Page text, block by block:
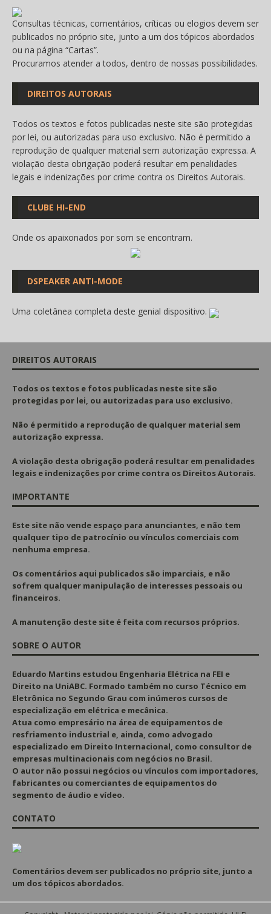
Consultas técnicas, comentários, críticas ou elogios devem ser
publicados no próprio site, junto a um dos tópicos abordados
ou na página “Cartas”.
Procuramos atender a todos, dentro de nossas possibilidades.
DIREITOS AUTORAIS
Todos os textos e fotos publicadas neste site são protegidas
por lei, ou autorizadas para uso exclusivo. Não é permitido a
reprodução de qualquer material sem autorização expressa. A
violação desta obrigação poderá resultar em penalidades
legais e indenizações por crime contra os Direitos Autorais.
CLUBE HI-END
Onde os apaixonados por som se encontram.
DSPEAKER ANTI-MODE
Uma coletânea completa deste genial dispositivo.
DIREITOS AUTORAIS
Todos os textos e fotos publicadas neste site são
protegidas por lei, ou autorizadas para uso exclusivo.
Não é permitido a reprodução de qualquer material sem
autorização expressa.
A violação desta obrigação poderá resultar em penalidades
legais e indenizações por crime contra os Direitos Autorais.
IMPORTANTE
Este site não vende espaço para anunciantes, e não tem
qualquer tipo de patrocínio ou vínculos comerciais com
nenhuma empresa.
Os comentários aqui publicados são imparciais, e não
sofrem qualquer manipulação de interesses pessoais ou
financeiros.
A manutenção deste site é feita com recursos próprios.
SOBRE O AUTOR
Eduardo Martins estudou Engenharia Elétrica na FEI e
Direito na UniABC. Formado também no curso Técnico em
Eletrônica no Segundo Grau com inúmeros cursos de
especialização em elétrica e mecânica.
Atua como empresário na área de equipamentos de
resfriamento industrial e, ainda, como advogado
especializado em Direito Internacional, como consultor de
empresas multinacionais com negócios no Brasil.
O autor não possui negócios ou vínculos com importadores,
fabricantes ou comerciantes de equipamentos do
segmento de áudio e vídeo.
CONTATO
Comentários devem ser publicados no próprio site, junto a
um dos tópicos abordados.